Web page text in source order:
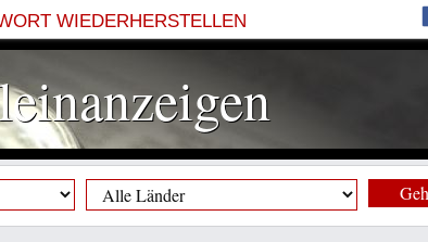
WIEDERHERSTELLEN